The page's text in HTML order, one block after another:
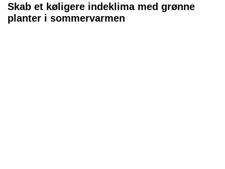
Skab et køligere indeklima med grønne
planter i sommervarmen